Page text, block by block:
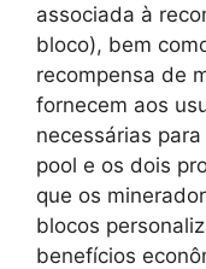
associada à
bloco), bem
recompensa de
fornecem aos
necessárias
pool e os dois
que os
blocos
benefícios